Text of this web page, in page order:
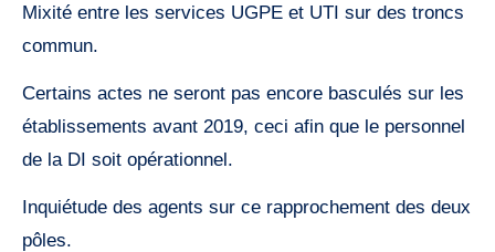
Mixité entre les services UGPE et UTI sur des troncs
commun.
Certains actes ne seront pas encore basculés sur les
établissements avant 2019, ceci afin que le personnel
de la DI soit opérationnel.
Inquiétude des agents sur ce rapprochement des deux
pôles.